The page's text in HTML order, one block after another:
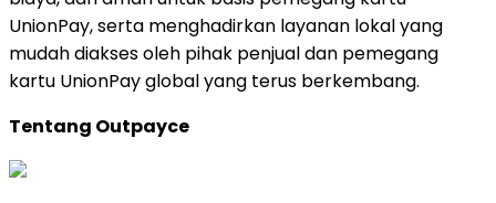
UnionPay, serta menghadirkan layanan lokal yang
mudah diakses oleh pihak penjual dan pemegang
kartu UnionPay global yang terus berkembang.
Tentang Outpayce